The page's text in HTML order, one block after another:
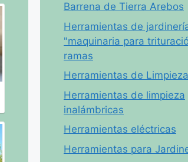
Barrena de Tierra Arebos
Herramientas de
"maquinaria para
ramas
Herramientas de Limpieza
Herramientas de limpieza
inalámbricas
Herramientas eléctricas
Herramientas para